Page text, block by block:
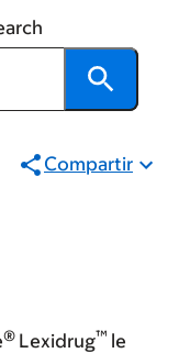
comunidad
Compartir
® Lexidrug™ le